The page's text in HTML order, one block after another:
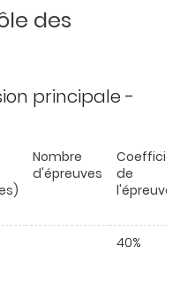
des
principale -
Nombre
d'épreuves
de
l'épreuve
40%